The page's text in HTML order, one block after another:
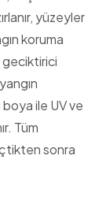
yüzeyler
koruma
geciktirici
boya ile UV ve
Tüm
sonra